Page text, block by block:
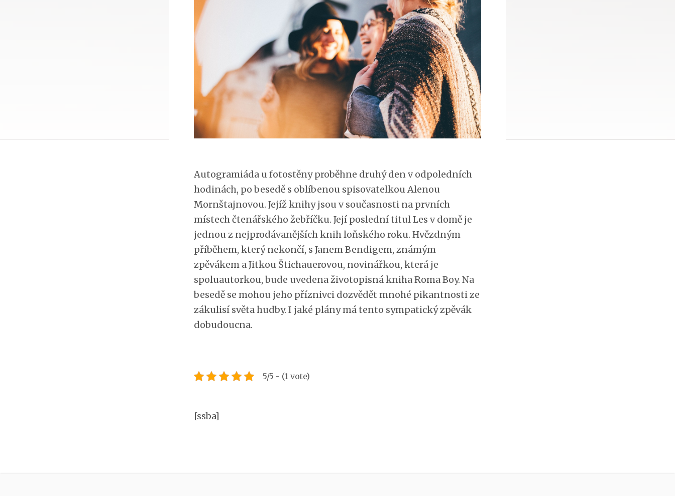
Autogramiáda u fotostěny proběhne druhý den v odpoledních
hodinách, po besedě s oblíbenou spisovatelkou Alenou
Mornštajnovou. Jejíž knihy jsou v současnosti na prvních
místech čtenářského žebříčku. Její poslední titul Les v domě je
jednou z nejprodávanějších knih loňského roku. Hvězdným
příběhem, který nekončí, s Janem Bendigem, známým
zpěvákem a Jitkou Štichauerovou, novinářkou, která je
spoluautorkou, bude uvedena životopisná kniha Roma Boy. Na
besedě se mohou jeho příznivci dozvědět mnohé pikantnosti ze
zákulisí světa hudby. I jaké plány má tento sympatický zpěvák
dobudoucna.
5/5 - (1 vote)
[ssba]